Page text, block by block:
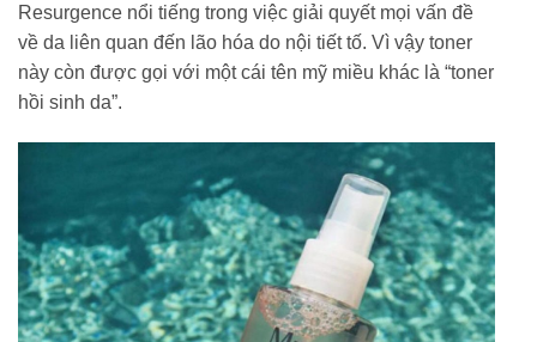
Resurgence nổi tiếng trong việc giải quyết mọi vấn đề
về da liên quan đến lão hóa do nội tiết tố. Vì vậy toner
này còn được gọi với một cái tên mỹ miều khác là “toner
hồi sinh da”.